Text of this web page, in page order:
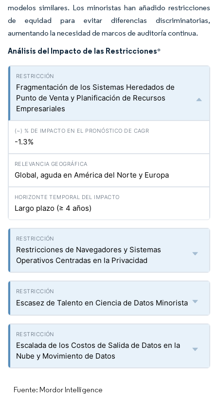
modelos similares. Los minoristas han añadido restricciones
de equidad para evitar diferencias discriminatorias,
aumentando la necesidad de marcos de auditoría continua.
Análisis del Impacto de las Restricciones*
Fragmentación de los Sistemas Heredados de
Punto de Venta y Planificación de Recursos
Empresariales
-1.3%
Global, aguda en América del Norte y Europa
Largo plazo (≥ 4 años)
Restricciones de Navegadores y Sistemas
Operativos Centradas en la Privacidad
Escasez de Talento en Ciencia de Datos Minorista
Escalada de los Costos de Salida de Datos en la
Nube y Movimiento de Datos
Fuente: Mordor Intelligence